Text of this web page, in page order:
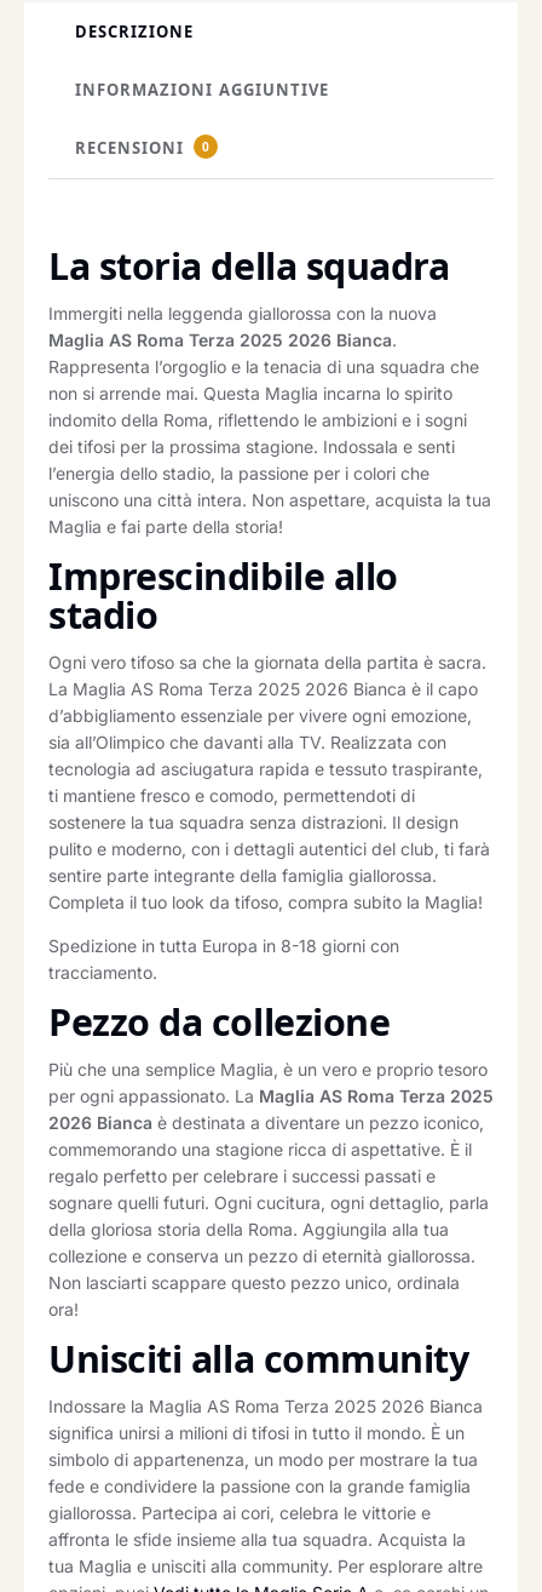
DESCRIZIONE
INFORMAZIONI AGGIUNTIVE
RECENSIONI 0
La storia della squadra
Immergiti nella leggenda giallorossa con la nuova
Maglia AS Roma Terza 2025 2026 Bianca.
Rappresenta l’orgoglio e la tenacia di una squadra che
non si arrende mai. Questa Maglia incarna lo spirito
indomito della Roma, riflettendo le ambizioni e i sogni
dei tifosi per la prossima stagione. Indossala e senti
l’energia dello stadio, la passione per i colori che
uniscono una città intera. Non aspettare, acquista la tua
Maglia e fai parte della storia!
Imprescindibile allo
stadio
Ogni vero tifoso sa che la giornata della partita è sacra.
La Maglia AS Roma Terza 2025 2026 Bianca è il capo
d’abbigliamento essenziale per vivere ogni emozione,
sia all’Olimpico che davanti alla TV. Realizzata con
tecnologia ad asciugatura rapida e tessuto traspirante,
ti mantiene fresco e comodo, permettendoti di
sostenere la tua squadra senza distrazioni. Il design
pulito e moderno, con i dettagli autentici del club, ti farà
sentire parte integrante della famiglia giallorossa.
Completa il tuo look da tifoso, compra subito la Maglia!
Spedizione in tutta Europa in 8-18 giorni con
tracciamento.
Pezzo da collezione
Più che una semplice Maglia, è un vero e proprio tesoro
per ogni appassionato. La Maglia AS Roma Terza 2025
2026 Bianca è destinata a diventare un pezzo iconico,
commemorando una stagione ricca di aspettative. È il
regalo perfetto per celebrare i successi passati e
sognare quelli futuri. Ogni cucitura, ogni dettaglio, parla
della gloriosa storia della Roma. Aggiungila alla tua
collezione e conserva un pezzo di eternità giallorossa.
Non lasciarti scappare questo pezzo unico, ordinala
ora!
Unisciti alla community
Indossare la Maglia AS Roma Terza 2025 2026 Bianca
significa unirsi a milioni di tifosi in tutto il mondo. È un
simbolo di appartenenza, un modo per mostrare la tua
fede e condividere la passione con la grande famiglia
giallorossa. Partecipa ai cori, celebra le vittorie e
affronta le sfide insieme alla tua squadra. Acquista la
tua Maglia e unisciti alla community. Per esplorare altre